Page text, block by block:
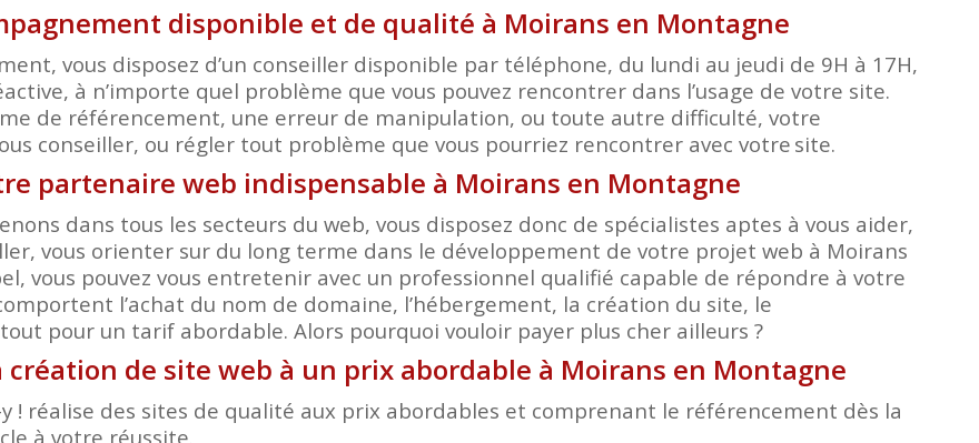
disponible et de qualité à Moirans en Montagne
vous disposez d’un conseiller disponible par téléphone, du lundi au jeudi de 9H à 17H,
à n’importe quel problème que vous pouvez rencontrer dans l’usage de votre site.
de référencement, une erreur de manipulation, ou toute autre difficulté, votre
conseiller, ou régler tout problème que vous pourriez rencontrer avec votre site.
partenaire web indispensable à Moirans en Montagne
dans tous les secteurs du web, vous disposez donc de spécialistes aptes à vous aider,
vous orienter sur du long terme dans le développement de votre projet web à Moirans
vous pouvez vous entretenir avec un professionnel qualifié capable de répondre à votre
l’achat du nom de domaine, l’hébergement, la création du site, le
pour un tarif abordable. Alors pourquoi vouloir payer plus cher ailleurs ?
création de site web à un prix abordable à Moirans en Montagne
y ! réalise des sites de qualité aux prix abordables et comprenant le référencement dès la
à votre réussite.